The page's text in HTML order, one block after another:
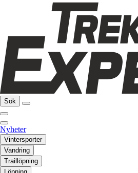
Sök
Nyheter
Vintersporter
Vandring
Traillöpning